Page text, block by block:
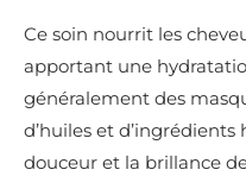
Ce soin nourrit les
apportant une
généralement des
d’huiles et
douceur et la brillance